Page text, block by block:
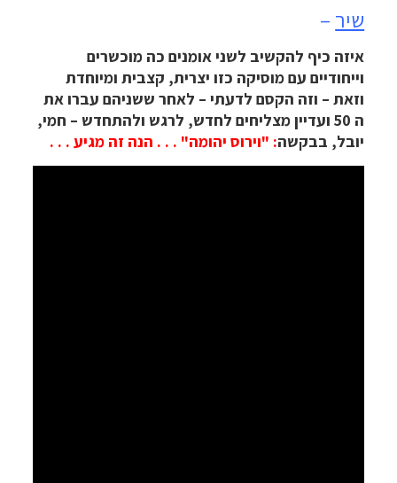
שיר –
איזה כיף להקשיב לשני אומנים כה מוכשרים
וייחודיים עם מוסיקה כזו יצרית, קצבית ומיוחדת
וזאת – וזה הקסם לדעתי – לאחר ששניהם עברו את
ה 50 ועדיין מצליחים לחדש, לרגש ולהתחדש – חמי,
יובל, בבקשה: "וירוס יהומה" . . . הנה זה מגיע . . .